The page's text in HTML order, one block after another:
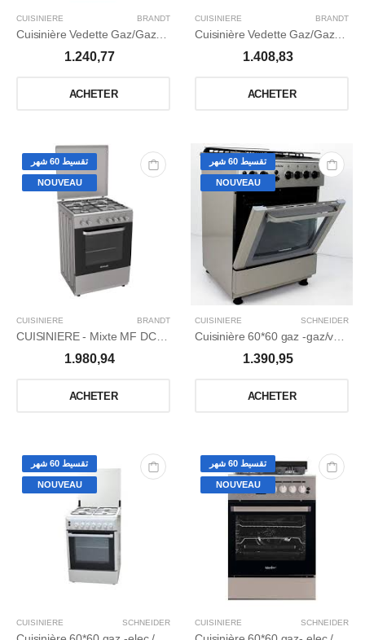
CUISINIERE BRANDT
Cuisinière Vedette Gaz/Gaz MF
1.240,77
ACHETER
CUISINIERE BRANDT
Cuisinière Vedette Gaz/Gaz CAT
1.408,83
ACHETER
تقسيط 60 شهر
NOUVEAU
CUISINIERE BRANDT
CUISINIERE - Mixte MF DC Inox
1.980,94
ACHETER
تقسيط 60 شهر
NOUVEAU
CUISINIERE SCHNEIDER
1.390,95
ACHETER
تقسيط 60 شهر
NOUVEAU
CUISINIERE SCHNEIDER
تقسيط 60 شهر
NOUVEAU
CUISINIERE SCHNEIDER